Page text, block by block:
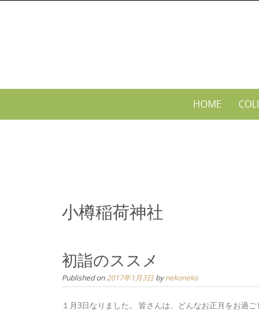
HOME
小樽稲荷神社
初詣のススメ
Published on2017年1月3日 bynekoneko
１月3日なりました。 皆さんは、どんなお正月をお過